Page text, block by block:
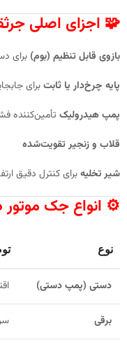
🧩 اجزای اصلی
بازوی قابل تنظیم (بوم) برای
پایه چرخ‌دار یا ثابتبرای
پمپ هیدرولیک تأمین‌کننده
قلاب و زنجیر تقویت‌شده
شیر تخلیهبرای کنترل دقیق
⚙️ انواع جک موتور
نوع
دستی (پمپ دستی)
برقی